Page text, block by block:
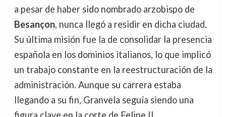
a pesar de haber sido nombrado arzobispo de
Besançon, nunca llegó a residir en dicha ciudad.
Su última misión fue la de consolidar la presencia
española en los dominios italianos, lo que implicó
un trabajo constante en la reestructuración de la
administración. Aunque su carrera estaba
llegando a su fin, Granvela seguía siendo una